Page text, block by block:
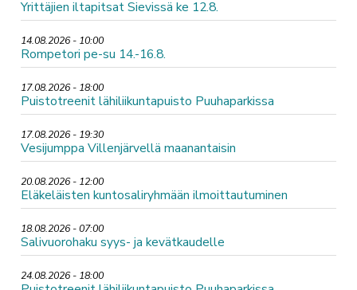
Yrittäjien iltapitsat Sievissä ke 12.8.
14.08.2026 - 10:00
Rompetori pe-su 14.-16.8.
17.08.2026 - 18:00
Puistotreenit lähiliikuntapuisto Puuhaparkissa
17.08.2026 - 19:30
Vesijumppa Villenjärvellä maanantaisin
20.08.2026 - 12:00
Eläkeläisten kuntosaliryhmään ilmoittautuminen
18.08.2026 - 07:00
Salivuorohaku syys- ja kevätkaudelle
24.08.2026 - 18:00